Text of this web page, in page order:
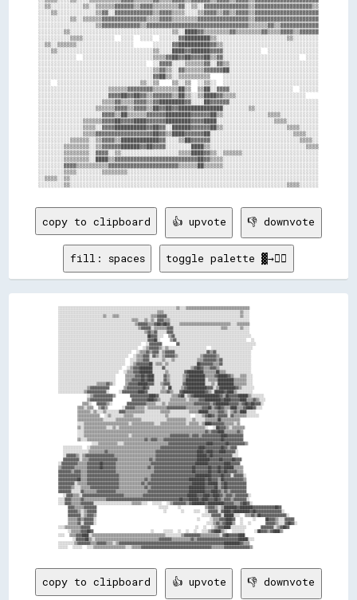
░░▒▒░░░░░░░░░░▒▒░░▒▒▒▒▒▒▓▓▓▓▓▓▒▒▓▓▓▓▒▒▒▒▒▒▒▒▓▓░░▒▒░░▓▓▓▓▓▓▓▓▓▓▓▓▓▓▒▒▓▓▓▓▓▓▓▓▓▓▓▓▓▓▓▓▓▓▒▒
░░░░▒▒░░░░░░░░░░░░▒▒▓▓░░▓▓▓▓▓▓▓▓▓▓▓▓▒▒▓▓▓▓▒▒▒▒░░░░▒▒▓▓▓▓▒▒▓▓▒▒▓▓▓▓▒▒▓▓▓▓▓▓▓▓▓▓▓▓▓▓▓▓▓▓▓▓
░░░░░░░░░░▒▒░░▒▒▒▒▒▒▓▓▓▓▓▓▓▓▓▓▓▓▓▓▒▒▒▒▓▓▓▓▒▒▒▒▒▒▒▒▓▓▓▓▓▓▓▓▓▓▓▓▓▓▓▓▒▒▓▓▓▓▓▓▓▓▓▓▓▓▓▓▓▓▓▓▓▓
░░░░░░░░░░░░░░░░░░▒▒▓▓▓▓▓▓▓▓▓▓▓▓▒▒▓▓▓▓▓▓▓▓▓▓▓▓▓▓▓▓▓▓▓▓▓▓▓▓▓▓▓▓▓▓▓▓▒▒▒▒▒▒▓▓▒▒▓▓▓▓▓▓▓▓▓▓▓▓
░░░░░░░░▒▒░░░░░░░░░░░░░░░░░░░░░░░░░░░░░░░░▒▒░░████▓▓▒▒▒▒▒▒▒▒▓▓▒▒▒▒▒▒▒▒▓▓▒▒▒▒▓▓▓▓▒▒▓▓▓▓▓▓
░░░░░░░░░░▒▒▒▒░░░░░░░░░░  ░░░░  ░░░░  ░░░░░░▓▓████████▒▒░░░░░░░░░░░░░░░░░░░░░░▒▒░░░░░░░░
░░▒▒░░▒▒▒▒▒▒░░░░░░░░░░░░░░░░░░      ░░░░░░▓▓██████████▓▓▒▒░░░░░░░░░░░░░░░░░░░░░░░░░░░░░░
░░░░▒▒░░░░░░░░░░░░░░░░░░░░░░░░░░░░░░▒▒░░░░████▓▓██████▓▓▓▓░░░░░░░░░░░░  ░░░░░░░░░░░░░░░░
░░░░░░░░░░░░  ░░░░░░░░░░░░░░░░░░░░░░▒▒▒▒▓▓██▓▓██▓▓▓▓██▒▒▓▓░░░░░░░░░░░░░░░░░░░░░░░░  ░░░░
░░░░░░░░░░░░░░░░░░░░░░░░░░░░░░░░░░  ░░▓▓▓▓░░░░▒▒▒▒▒▒▓▓░░▓▓▒▒░░░░░░░░░░░░░░░░░░░░░░░░░░░░
░░░░░░░░░░░░░░░░░░░░░░░░░░░░░░░░░░░░▒▒▓▓▒▒░░▓▓▒▒▒▒▒▒▓▓▓▓▓▓██░░░░░░░░░░░░░░░░░░░░░░░░░░░░
░░░░░░░░░░░░░░░░░░░░░░░░░░░░░░░░░░░░▓▓██▒▒░░▒▒▒▒▒▒▒▒▒▒    ░░░░░░░░░░░░░░░░░░░░░░░░░░░░░░
░░░░  ░░░░░░░░░░░░░░░░░░░░░░░░░░▒▒░░▒▒    ▒▒░░▒▒  ░░▒▒░░  ░░░░░░░░░░░░░░░░░░░░░░░░░░░░░░
░░░░░░░░░░░░░░░░░░░░░░▒▒▒▒▒▒▓▓▓▓▓▓▓▓▒▒▒▒▒▒▒▒██▒▒  ▒▒██░░▓▓▓▓░░░░░░░░░░░░░░░░░░░░  ░░░░░░
░░░░░░░░░░░░░░░░░░░░░░▓▓▓▓██▓▓██▓▓▒▒▓▓▓▓▓▓▒▒██▒▒░░▒▒████▓▓▒▒▒▒░░░░░░░░░░░░░░░░░░░░░░
░░░░░░░░░░░░░░░░░░░░▒▒▒▒▓▓▒▒▒▒▓▓▓▓▒▒▓▓████████▓▓░░░░██▓▓▓▓▓▓░░░░░░░░░░░░░░░░░░░░░░░░░░░░
░░░░░░░░░░░░░░░░░░▒▒▒▒▒▒▓▓▓▓▒▒▓▓▓▓▒▒██▓▓██▓▓██████████████░░░░░░░░▒▒░░░░░░░░░░░░░░░░░░░░
░░░░░░░░░░░░░░░░░░░░▓▓▓▓▒▒██▒▒▒▒▒▒▓▓▓▓▓▓████████▓▓▓▓▓▓██▒▒░░░░░░░░░░░░░░▒▒▒▒░░░░░░░░░░░░
░░░░░░░░░░░░░░▒▒▒▒▒▒▓▓▓▓██▓▓▓▓████▓▓▓▓▓▓████████▓▓▓▓████░░░░░░░░░░░░░░░░░░▒▒▒▒░░░░░░░░░░
░░░░░░░░░░░░░░▒▒▒▒░░▓▓▓▓██████████▓▓██▓▓░░██████▓▓▓▓▓▓██▒▒░░░░░░░░░░░░░░░░░░░░▒▒▒▒░░░░░░
░░░░░░░░░░░░░░▒▒▒▒▓▓▓▓▓▓▓▓▓▓▓▓▓▓▓▓▓▓██▓▓▒▒████▓▓▓▓▓▓██░░░░░░░░░░░░░░░░░░░░░░░░░░▒▒▒▒░░░░
░░░░░░░░░░▒▒▒▒▒▒░░▒▒▓▓▓▓▒▒████████████▓▓░░░░▒▒██▓▓▓▓▓▓░░░░░░░░░░░░░░░░░░░░░░░░░░░░▒▒▒▒░░
░░░░░░░░▒▒▒▒▒▒▒▒░░▒▒▓▓▓▓▓▓██████▓▓██▓▓▓▓░░░░░░░░████▒▒░░░░░░░░░░░░░░░░░░░░░░░░░░░░░░▒▒▒▒
░░░░░░░░▒▒▒▒▒▒▒▒░░▓▓▓▓░░▒▒░░░░░░░░░░░░░░░░░░▒▒▒▒████▓▓▒▒░░▒▒▒▒▒▒░░░░░░░░░░░░░░░░░░░░░░░░
░░░░░░░░▒▒▒▒▒▒▒▒░░████▒▒▓▓▓▓▓▓▓▓▓▓▓▓▓▓▓▓▓▓▓▓▓▓▓▓▓▓██▓▓▒▒▒▒░░░░░░░░░░░░░░░░░░░░░░░░░░░░░░
░░░░░░░░▓▓▓▓▒▒▒▒▒▒▒▒▒▒▓▓▓▓▓▓▓▓▓▓▓▓▓▓▓▓▓▓▓▓▓▓▒▒▒▒▒▒██▒▒▒▒▒▒░░░░░░░░░░░░░░░░░░░░░░░░░░░░░░
░░░░░░░░▒▒▒▒░░░░░░░░▒▒▒▒▒▒▒▒░░░░░░░░░░░░░░░░░░░░░░░░░░░░░░░░░░░░░░░░░░░░░░░░░░░░░░░░░░░░
░░▒▒▒▒░░▒▒░░░░░░░░░░░░░░░░░░░░░░░░░░░░░░░░░░░░░░░░░░░░░░░░░░░░░░░░░░░░░░░░░░░░░░░░░░░░░░
copy to clipboard 👍 upvote 👎 downvote
fill: spaces toggle palette ▓→✊🏽
░░░░░░░░░░░░░░░░░░░░░░░░░░░░░░░░░░░░░░░░░░░░░░░░░░░░░░░░░░░░░░░░░░░░░░░░░░▒▒░░░░▒▒▒▒▒▒▒▒▒▒▒▒▒▒▒▒▒▒▒▒▒▒▒▒▒▒▒▒▒▒▒▒▒▒▒▒▒▒▒▒
░░░░░░░░░░░░░░░░░░░░░░░░░░░░░░░░░░░░░░░░░░░░░░░░░░░░░░░░░░░░░░▒▒▒▒░░░░░░░░░░░░░░░░░░░░░░░░░░░░░░░░░░░░░░░░░░░░░░░░▒▒░░░░
░░░░░░░░░░░░░░░░░░░░░░░░░░░░▒▒░░░░▒▒▒▒░░░░░░░░░░░░░░░░░░░░▒▒▒▒▓▓▓▓▓▓░░░░░░░░░░░░░░░░░░░░░░░░░░░░░░░░░░░░░░░░░░░░░░▒▒░░░░
░░░░░░░░░░░░░░░░░░░░░░░░░░░░░░░░░░░░░░░░░░░░░░▒▒▒▒░░░░▒▒░░▒▒░░▓▓▓▓▒▒▒▒░░░░░░░░░░░░░░░░░░░░░░░░░░░░░░░░░░░░░░░░░░░░░░░░░░
░░░░░░░░░░░░░░░░░░░░░░░░░░░░░░░░░░░░░░░░░░░░░░░░▒▒▓▓▓▓▓▓▒▒▒▒▓▓██▓▓██▓▓░░░░░░▒▒▒▒▒▒▒▒▒▒▒▒▒▒▒▒▒▒▒▒▒▒▒▒▒▒▒▒▒▒▒▒░░░░▒▒▒▒▒▒▒▒
░░░░░░░░░░░░░░░░░░░░░░░░░░░░░░░░░░░░░░░░░░░░░░░░░░▒▒▓▓▓▓▓▓░░▒▒▒▒▒▒▒▒▓▓▓▓░░░░░░░░░░░░░░░░░░░░░░░░░░░░░░▒▒▒▒░░░░░░░░▒▒░░░░
░░░░░░░░░░░░░░░░░░░░░░░░░░░░░░░░░░░░░░░░░░░░░░░░░░░░░░▒▒▓▓▒▒▓▓░░░░░░▓▓▓▓░░░░░░░░░░░░░░░░░░░░░░░░░░░░░░░░░░░░░░░░░░░░░░░░
░░░░░░░░░░░░░░░░░░░░░░░░░░░░░░░░░░░░░░░░░░░░░░░░░░░░░░░░██▓▓▓▓░░░░  ▒▒▓▓░░░░░░░░░░░░░░░░░░░░░░░░░░░░░░░░░░░░░░░░░░░░░░░░
░░░░░░░░░░░░░░░░░░░░░░░░░░░░░░░░░░░░░░░░░░░░░░░░░░░░░░░░▓▓▓▓██░░    ▒▒▓▓░░░░░░░░░░░░░░░░░░░░░░░░░░░░░░░░░░░░░░░░░░░░  ░░
░░░░░░░░░░░░░░░░░░░░░░░░░░░░░░░░░░░░░░░░░░░░░░░░░░░░  ░░▓▓▓▓▓▓▓▓      ▓▓░░░░░░░░░░░░░░░░░░░░░░░░░░░░░░░░░░░░░░░░░░░░░░░░
░░░░░░░░░░░░░░░░░░░░░░░░░░░░░░░░░░░░░░░░░░░░░░░░░░  ░░▒▒▓▓▓▓▓▓▒▒░░▒▒░░░░░░░░░░░░░░░░░░░░░░░░  ░░░░░░░░░░░░░░░░░░░░░░░░░░
░░░░░░░░░░░░░░░░░░░░░░░░░░░░░░░░░░░░░░░░░░░░░░  ░░▒▒▒▒▓▓▒▒▓▓▓▓░░▒▒▓▓▓▓▓▓░░░░░░░░░░░░░░░░░░░░▓▓▒▒▓▓░░░░░░░░░░░░░░░░░░░░░░
░░░░░░░░░░░░░░░░░░░░░░░░░░░░░░░░░░░░░░░░░░░░  ░░▒▒▒▒▓▓▓▓░░▓▓▒▒░░▒▒▓▓▓▓▓▓▒▒░░░░░░░░░░░░░░▒▒▓▓▓▓▓▓▓▓▒▒░░░░░░░░░░░░░░░░░░░░
░░░░░░░░░░░░░░░░░░░░░░░░░░░░░░░░░░░░░░░░░░  ░░░░▒▒▒▒▓▓▓▓░░░░░░░░▒▒░░░░▒▒░░░░░░░░░░░░░░▒▒▒▒▓▓▓▓▓▓▓▓▒▒▓▓░░░░░░░░░░░░░░░░░░
░░░░░░░░░░░░░░░░░░░░░░░░░░░░░░░░░░░░░░░░░░  ░░▒▒▓▓▓▓▓▓▓▓██░░▒▒▒▒░░▒▒░░░░░░░░░░░░░░░░░░██▓▓▓▓▓▓▓▓▒▒▒▒▓▓░░░░░░░░░░░░░░░░░░
░░░░░░░░░░░░░░░░░░░░░░░░░░░░░░░░░░░░░░░░  ░░▒▒▓▓▓▓████████░░░░░░▓▓░░░░░░░░░░░░░░░░▒▒▓▓██▓▓▒▒▒▒▓▓▓▓▒▒░░░░░░░░░░░░░░░░░░░░
░░░░░░░░░░░░░░░░░░░░░░░░░░░░░░░░░░░░░░  ░░▒▒▒▒▓▓▓▓████████░░░░░░░░▒▒░░░░░░░░░░▓▓██████████▒▒▒▒▒▒▒▒██▒▒▒▒░░░░░░░░░░░░░░░░
░░░░░░░░░░░░░░░░░░░░░░░░░░░░░░░░░░░░    ▒▒▒▒▒▒▓▓▓▓██▓▓████░░░░░░▓▓▒▒░░░░░░░░▒▒▓▓██████████▒▒▒▒▒▒▓▓██████▓▓▒▒░░░░▒▒▒▒░░░░
░░░░░░░░░░░░░░░░░░░░░░░░░░░░░░░░░░░░    ▒▒▒▒▓▓▓▓▓▓██▓▓████░░░░░░▓▓▒▒░░░░░░░░▒▒████████████░░▒▒▒▒▒▒██████████▒▒▒▒▒▒▒▒░░░░
░░░░░░░░░░░░░░░░░░░░░░░░▒▒▒▒▒▒▓▓▒▒░░    ▒▒▓▓▓▓▓▓██████▓▓▓▓░░░░▒▒▓▓▓▓░░░░░░░░▓▓████████████░░░░▒▒░░██████████▒▒▒▒▒▒▒▒░░░░
░░░░░░░░░░░░░░░░░░▒▒▓▓▓▓▓▓▓▓▓▓▓▓      ▒▒▓▓▓▓▓▓▓▓▓▓██▓▓░░░░░░░░▒▒░░██░░░░░░▒▒▓▓████████████▓▓▓▓░░▒▒██████████▓▓▒▒░░░░░░░░
░░░░░░░░░░░░░░░░▒▒▓▓▓▓▓▓▓▓▓▓▓▓░░    ░░▓▓▓▓▓▓▓▓▓▓████▓▓░░░░░░░░▒▒▒▒▓▓▒▒░░░░▓▓██████████████▓▓▒▒░░██████▓▓████▒▒░░░░░░░░░░
            ░░▒▒▓▓▓▓▓▓▓▓▓▓▓▓▒▒      ▓▓▓▓▓▓▓▓▓▓▓▓████▓▓░░░░░░░░▒▒▒▒▓▓██░░▒▒▓▓████████████████▓▓▒▒██▓▓▓▓▓▓██████▒▒░░░░░░░░
            ▒▒▓▓▓▓▓▓▓▓▓▓▓▓▓▓        ▓▓▓▓▓▓▓▓▓▓████▓▓▒▒░░░░░░▒▒▒▒▒▒▒▒▒▒░░▒▒▒▒▒▒▓▓▓▓██████████▓▓████▓▓▓▓▓▓████▒▒▒▒▓▓▒▒░░░░
          ▒▒▒▒░░  ▓▓▓▓▓▓▒▒░░      ▓▓▓▓▓▓▓▓▓▓▓▓▒▒▒▒▒▒░░░░▒▒░░▒▒▒▒▒▒▒▒▒▒▒▒▒▒▒▒▓▓▓▓▓▓▓▓▓▓▒▒▓▓████████▓▓▓▓▓▓▒▒▓▓██▓▓██▓▓▓▓░░
        ▒▒▒▒░░▒▒▒▒  ▒▒▓▓▒▒      ░░▓▓▓▓▓▓▒▒▒▒▒▒░░▒▒▒▒▒▒▒▒▒▒▒▒▓▓▓▓▓▓▓▓▓▓▓▓▒▒▒▒▒▒▒▒▒▒▓▓▓▓██▒▒▓▓██▓▓▒▒▒▒████▒▒▒▒▓▓████▓▓░░░░
        ▒▒▒▒▒▒▒▒░░▒▒░░░░▒▒░░░░░░░░▓▓▓▓▒▒▒▒▒▒▒▒▒▒▒▒░░░░░░░░░░▒▒▒▒▒▒░░░░░░░░░░░░▒▒▒▒▒▒██████▒▒▒▒▒▒▓▓▓▓▒▒░░▒▒▓▓▒▒████░░░░░░
        ▒▒▒▒▒▒▒▒▒▒▒▒▒▒  ░░▒▒░░░░░░░░▒▒▒▒▒▒░░░░░░░░░░░░░░░░░░░░▒▒░░░░░░░░░░░░░░  ░░░░▒▒▓▓██▓▓▒▒▓▓▓▓▓▓░░▓▓▒▒▒▒▒▒▒▒░░░░░░░░
        ▒▒▒▒▒▒▒▒▒▒▒▒▒▒▒▒░░░░░░░░▒▒▒▒▒▒▒▒▒▒▒▒▒▒▒▒░░░░░░░░░░░░░░░░▒▒▒▒▒▒▒▒▒▒▒▒░░░░▒▒░░░░░░▒▒▒▒▒▒▒▒██▒▒▒▒▒▒▒▒▒▒▒▒
        ░░░░▒▒▒▒▒▒▒▒▒▒▒▒▒▒▒▒▒▒▒▒▒▒▒▒▒▒▒▒░░▒▒▒▒▒▒▒▒▒▒▒▒▒▒░░░░▒▒▒▒▒▒▒▒▒▒▒▒▒▒▒▒░░▒▒▒▒▒▒░░▒▒████▓▓▓▓▓▓▓▓▒▒▒▒▒▒░░▒▒
        ▒▒░░▒▒▒▒▒▒▒▒▒▒▒▒▒▒░░░░▒▒░░▒▒▒▒▒▒▒▒▒▒▒▒▒▒▒▒▒▒▒▒▒▒▒▒▒▒▒▒▒▒▒▒▒▒▒▒▒▒▒▒▒▒▒▒▒▒▒▒▒▒▒▒▒▒░░  ░░██▓▓▓▓▒▒░░▒▒▒▒▒▒▒▒
        ░░░░▒▒▒▒▒▒▒▒▒▒▒▒▒▒▒▒▒▒▒▒▒▒▒▒▒▒▒▒▒▒▒▒▒▒▒▒▒▒▒▒▒▒▒▒▒▒▒▒▒▒▒▒▒▒▒▒▒▒▒▒▒▒▒▒▒▒▒▒▒▒▒▒▒▒▒▒▓▓▒▒▓▓▓▓████▒▒▒▒▒▒▒▒▓▓▒▒
        ░░░░▒▒▒▒▒▒▒▒▒▒▒▒▒▒▒▒▒▒▒▒▒▒▒▒▒▒▒▒░░▒▒▒▒▒▒▒▒▒▒▒▒▒▒▒▒▒▒▒▒▒▒▒▒▓▓▓▓▓▓▓▓▓▓▓▓▒▒▓▓▓▓▒▒▓▓▓▓▓▓▓▓▓▓▓▓████▓▓▓▓▓▓▓▓▓▓
        ▒▒░░░░▒▒▒▒▒▒▒▒▒▒▒▒▒▒▒▒▒▒▒▒▒▒▒▒▒▒▒▒▒▒▒▒▒▒▒▒▓▓▒▒▓▓▓▓▒▒▒▒▓▓▓▓▓▓▓▓▓▓▓▓▓▓▓▓▓▓▓▓▓▓▓▓▓▓▓▓▓▓▓▓▓▓▓▓██▓▓▓▓▓▓▓▓▓▓▓▓
              ░░░░▒▒▒▒▒▒▒▒▒▒▒▒░░░░▒▒▒▒▒▒▒▒▒▒▒▒▒▒▒▒▒▒▒▒▒▒▒▒▒▒▒▒▓▓▓▓▓▓▓▓▓▓▓▓▓▓▓▓▓▓▓▓▓▓▓▓████▓▓▓▓▓▓▓▓██▓▓▓▓▓▓▓▓▓▓▒▒
  ░░░░░░░░░░░░  ░░▒▒▒▒▒▒▒▒▒▒▒▒▒▒▒▒▒▒▒▒▒▒▒▒▒▒▒▒▒▒▒▒▒▒▒▒▒▒▒▒▒▒▒▒▓▓▓▓▓▓▓▓▓▓▓▓▓▓▓▓▓▓▓▓▓▓▓▓████▓▓▓▓▓▓▓▓▓▓██▓▓▒▒▓▓▓▓
  ░░░░░░░░░░░░░░░░▒▒▒▒▒▒▒▒▒▒▓▓▒▒▒▒▒▒▒▒▒▒▒▒▒▒▒▒▒▒▒▒▒▒▒▒▒▒▒▒▒▒▓▓▓▓▓▓▓▓▓▓▓▓▓▓▓▓▓▓▓▓▓▓▓▓▓▓████▓▓████▓▓▓▓████▓▓▓▓▓▓░░
  ░░▓▓▓▓▓▓▒▒░░▒▒▓▓▓▓▓▓▓▓▓▓▓▓▓▓▓▓▓▓▒▒▒▒▒▒▒▒▒▒▒▒▒▒▒▒▒▒▒▒▒▒▒▒▒▒▓▓▓▓▓▓▓▓▓▓▓▓▓▓▓▓▓▓▓▓▓▓▓▓▓▓██████▓▓██▓▓▓▓▓▓▓▓▓▓▓▓░░░░
  ▓▓▓▓▓▓▓▓▓▓░░▒▒▒▒▓▓▓▓▓▓▓▓▓▓▓▓▓▓▓▓▓▓▒▒▒▒▒▒▒▒▒▒▒▒▒▒▒▒▒▒▒▒▓▓▒▒▓▓▓▓▓▓▓▓▓▓▓▓▓▓▓▓▓▓▓▓▓▓▓▓▓▓████████▓▓▓▓▓▓██▓▓▓▓▓▓██▓▓▓▓
░░▓▓▓▓▓▓▓▓▓▓▒▒▒▒▒▒▓▓▓▓▓▓▓▓██▓▓▓▓▓▓▓▓▒▒▒▒▒▒▒▒▒▒▒▒▒▒▒▒▒▒▒▒▒▒▓▓▓▓▓▓▓▓▓▓▓▓▓▓▓▓▓▓▓▓▓▓▓▓▓▓▓▓████████▓▓▓▓▓▓▓▓▓▓████▓▓▓▓▓▓
▒▒▓▓▓▓▓▓▓▓▒▒▒▒▒▒▒▒▓▓▓▓▓▓▓▓██▓▓▓▓▓▓▓▓▒▒▒▒▒▒▒▒▒▒▒▒▒▒▒▒▒▒▒▒▓▓▒▒▓▓▓▓▓▓▓▓▓▓▓▓▓▓▓▓▓▓▓▓▓▓▓▓██▓▓▓▓▓▓▓▓██▓▓▓▓██▓▓██████▒▒▒▒▒▒
▓▓▓▓▓▓▓▓▒▒▓▓▓▓▒▒▒▒▓▓▓▓▓▓▓▓▓▓▓▓▓▓▓▓▓▓▒▒▒▒▒▒▒▒▒▒▒▒▒▒▒▒▒▒▒▒▒▒▒▒▓▓▓▓▓▓▓▓▓▓▓▓▓▓▓▓▓▓▓▓▓▓▓▓██▓▓▓▓▓▓▓▓██▓▓▓▓██▓▓██▓▓▓▓▓▓▒▒▒▒
▓▓▓▓▓▓▓▓▓▓▓▓▓▓▒▒▒▒▓▓▓▓▓▓▓▓▓▓▓▓▓▓▓▓▓▓▓▓▒▒▒▒▒▒▒▒▒▒▒▒▒▒▒▒▒▒▒▒▓▓▓▓▓▓▓▓▓▓▓▓▓▓▓▓▓▓▓▓▓▓▓▓▓▓▓▓██████████▓▓▓▓▓▓██▓▓▓▓░░▓▓▓▓▓▓░░
▓▓▓▓▓▓▓▓▓▓▓▓██▒▒▒▒▓▓▓▓▓▓▓▓▓▓▓▓▓▓▓▓▓▓▓▓▒▒▒▒▒▒▒▒▒▒▒▒▒▒▒▒▓▓▒▒▓▓▓▓▓▓▓▓▓▓▓▓▓▓▓▓▓▓▓▓▓▓▓▓██████████▓▓██▓▓▓▓▒▒██▓▓▓▓▓▓▓▓▓▓▓▓▒▒
▓▓▓▓▓▓▓▓▓▓░░▒▒▒▒▒▒▓▓▓▓▓▓▓▓▓▓▓▓▓▓▓▓▓▓▓▓▒▒▒▒▒▒▒▒▒▒▒▒▒▒▓▓▒▒▓▓▓▓▓▓▓▓▓▓▓▓▓▓▓▓▓▓▓▓▓▓▓▓▓▓▓▓████████▓▓██████▒▒▓▓██▓▓▓▓▓▓▓▓▓▓▓▓
▓▓▓▓▓▓▓▓▒▒░░░░▒▒▒▒▒▒▓▓▓▓▓▓▓▓▓▓▓▓▓▓▓▓▓▓▒▒▒▒▒▒▒▒▒▒▒▒▒▒▒▒▓▓▒▒▓▓▓▓▓▓▓▓▓▓▓▓▓▓▓▓▓▓▓▓▓▓▓▓██████████▓▓▓▓▓▓██▒▒▓▓██▓▓▓▓▓▓▓▓▓▓▓▓
▓▓▓▓▓▓▓▓░░░░░░▓▓▒▒▒▒▒▒▒▒▓▓▓▓▓▓▓▓▓▓▓▓▒▒▒▒▒▒▒▒▒▒▒▒▒▒▒▒▒▒▒▒▓▓▓▓▓▓▓▓▓▓▓▓▓▓▓▓▓▓▓▓▓▓▓▓▓▓██████████▓▓▓▓████▓▓▒▒▓▓▒▒▓▓▓▓▓▓▓▓▓▓
  ░░▓▓▓▓▒▒▒▒░░▓▓▓▓▓▓▓▓▓▓▓▓▓▓▓▓▓▓▓▓▓▓▓▓▓▓▒▒▒▒▒▒▒▒▒▒▒▒▓▓▓▓▓▓▓▓▓▓▓▓▓▓▓▓▓▓▓▓▓▓▓▓▓▓▓▓██████▓▓▓▓████▓▓████▓▓▒▒▓▓▓▓▒▒▓▓▓▓▓▓▓▓░░
░░░░▓▓▓▓▒▒▒▒▒▒▓▓▒▒▒▒▒▒▒▒▒▒▒▒▒▒▓▓▓▓▓▓▓▓▓▓▓▓▓▓▓▓▓▓▓▓▓▓▓▓▓▓▓▓▓▓▓▓▓▓▓▓▓▓▓▓▓▓▓▓▓▓██▓▓▓▓██████▓▓████▓▓▓▓██▓▓▒▒▓▓▓▓▒▒▓▓▓▓▓▓▓▓░░
░░░░▓▓▓▓▒▒▒▒▒▒▓▓▓▓▓▓▓▓░░░░░░░░░░░░░░░░░░░░░░░░▒▒▒▒▒▒░░░░  ░░░░░░  ░░▒▒▓▓▓▓▓▓▓▓▒▒▓▓████████▓▓██████████▓▓▓▓▓▓▒▒▒▒▓▓██▓▓░░
    ▓▓▓▓▒▒▒▒▒▒▓▓▓▓▓▓▓▓                          ░░░░░░    ░░          ▒▒▓▓▓▓▒▒░░▒▒████████▓▓████████▓▓▓▓▓▓▓▓▓▓▓▓▓▓██▓▓
    ▓▓▓▓▓▓▒▒░░▒▒▓▓▓▓▓▓                            ░░      ░░    ░░░░  ░░▓▓▓▓▓▓░░▓▓████▓▓██████████▓▓██▓▓▓▓▓▓▓▓▓▓▓▓▓▓▓▓░░
    ▓▓▓▓▓▓▓▓░░▒▒▓▓▓▓▒▒                                            ░░░░░░▓▓▓▓▓▓░░██████░░░░  ▒▒▒▒▓▓▒▒██▓▓▓▓▓▓▓▓▓▓▓▓▓▓▓▓░░
    ▒▒▒▒▒▒▓▓▒▒▓▓▓▓▓▓░░                                          ░░    ░░▒▒▒▒▓▓▓▓████▓▓  ░░    ░░    ██▓▓▓▓▒▒░░░░▓▓▓▓▓▓
    ▒▒▒▒▒▒▓▓░░▓▓▓▓▓▓░░                                              ░░░░▒▒▓▓▒▒▓▓████▒▒  ░░  ░░      ▓▓▓▓▓▓▒▒░░░░▓▓██▓▓░░
░░░░▒▒▒▒▒▒▒▒▒▒▓▓▓▓▓▓                                            ░░  ░░  ░░▒▒▓▓▓▓████░░░░░░░░░░      ▓▓▓▓▓▓▓▓░░▒▒▓▓██▓▓
    ░░▒▒▒▒▒▒▓▓▓▓██▓▓                        ░░    ░░░░░░  ░░  ░░  ░░  ░░░░▒▒▓▓████▒▒░░  ░░░░░░░░    ░░██▓▓▓▓▒▒▓▓████▒▒
░░░░  ▒▒▒▒▓▓▓▓████░░▒▒▒▒▒▒▒▒▒▒▒▒▒▒▒▒▒▒▒▒▒▒▒▒▒▒▒▒▒▒▒▒▒▒▒▒▒▒▒▒▒▒▒▒▒▒░░░░░░░░░░▒▒▓▓▓▓▓▓▓▓▓▓▒▒▒▒▒▒▒▒▒▒▒▒░░▓▓██▓▓▓▓▓▓████
      ░░▓▓▓▓▓▓██▒▒░░▒▒▒▒▒▒▒▒▒▒▒▒▒▒▒▒▒▒▒▒▒▒▒▒▒▒▒▒▒▒▒▒▒▒▒▒▒▒▒▒▓▓▓▓▓▓▓▓▒▒▒▒▒▒▒▒▒▒▒▒▓▓▒▒▓▓▓▓▓▓▓▓▓▓▓▓▓▓▓▓▓▓▓▓▓▓▓▓▓▓██████░░░░
░░░░░░░░░░▒▒▓▓▓▓▓▓▓▓▒▒▒▒▓▓▓▓▓▓▒▒▒▒░░▒▒▓▓▓▓▓▓▓▓▓▓▓▓▓▓▓▓▓▓▓▓▓▓▓▓▓▓▓▓▓▓▓▓▓▓▓▓▓▓▓▓▓▓▓▓▓▓▓▓▓▓▓▓▓▓▓▓▓▓▓▓▓▓▓▓▓▓██████████▓▓▒▒▒▒
copy to clipboard 👍 upvote 👎 downvote